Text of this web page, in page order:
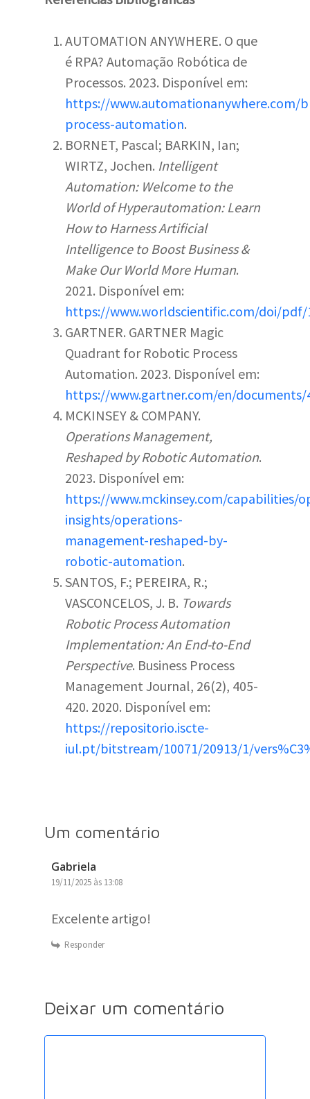
AUTOMATION ANYWHERE. O que
é RPA? Automação Robótica de
Processos. 2023. Disponível em:
https://www.automationanywhere.com/
process-automation.
BORNET, Pascal; BARKIN, Ian;
WIRTZ, Jochen. Intelligent
Automation: Welcome to the
World of Hyperautomation: Learn
How to Harness Artificial
Intelligence to Boost Business &
Make Our World More Human.
2021. Disponível em:
https://www.worldscientific.com/doi/pdf/
GARTNER. GARTNER Magic
Quadrant for Robotic Process
Automation. 2023. Disponível em:
https://www.gartner.com/en/documents/
MCKINSEY & COMPANY.
Operations Management,
Reshaped by Robotic Automation.
2023. Disponível em:
https://www.mckinsey.com/capabilities/
insights/operations-
management-reshaped-by-
robotic-automation.
SANTOS, F.; PEREIRA, R.;
VASCONCELOS, J. B. Towards
Robotic Process Automation
Implementation: An End-to-End
Perspective. Business Process
Management Journal, 26(2), 405-
420. 2020. Disponível em:
https://repositorio.iscte-
iul.pt/bitstream/10071/20913/1/
Um comentário
Gabriela
19/11/2025 às 13:08
Excelente artigo!
Responder
Deixar um comentário